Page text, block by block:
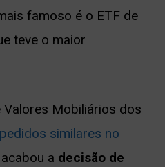
famoso é o ETF de
teve o maior
Mobiliários dos
similares no
a decisão de